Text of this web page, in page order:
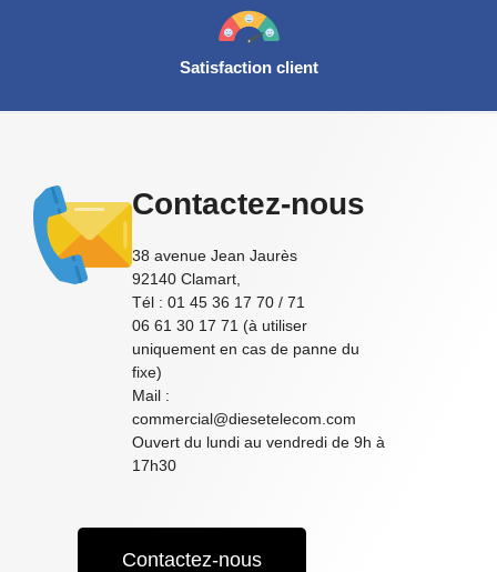
Satisfaction client
Contactez-nous
38 avenue Jean Jaurès
92140 Clamart,
Tél : 01 45 36 17 70 / 71
06 61 30 17 71 (à utiliser
uniquement en cas de panne du
fixe)
Mail :
commercial@diesetelecom.com
Ouvert du lundi au vendredi de 9h à
17h30
Contactez-nous